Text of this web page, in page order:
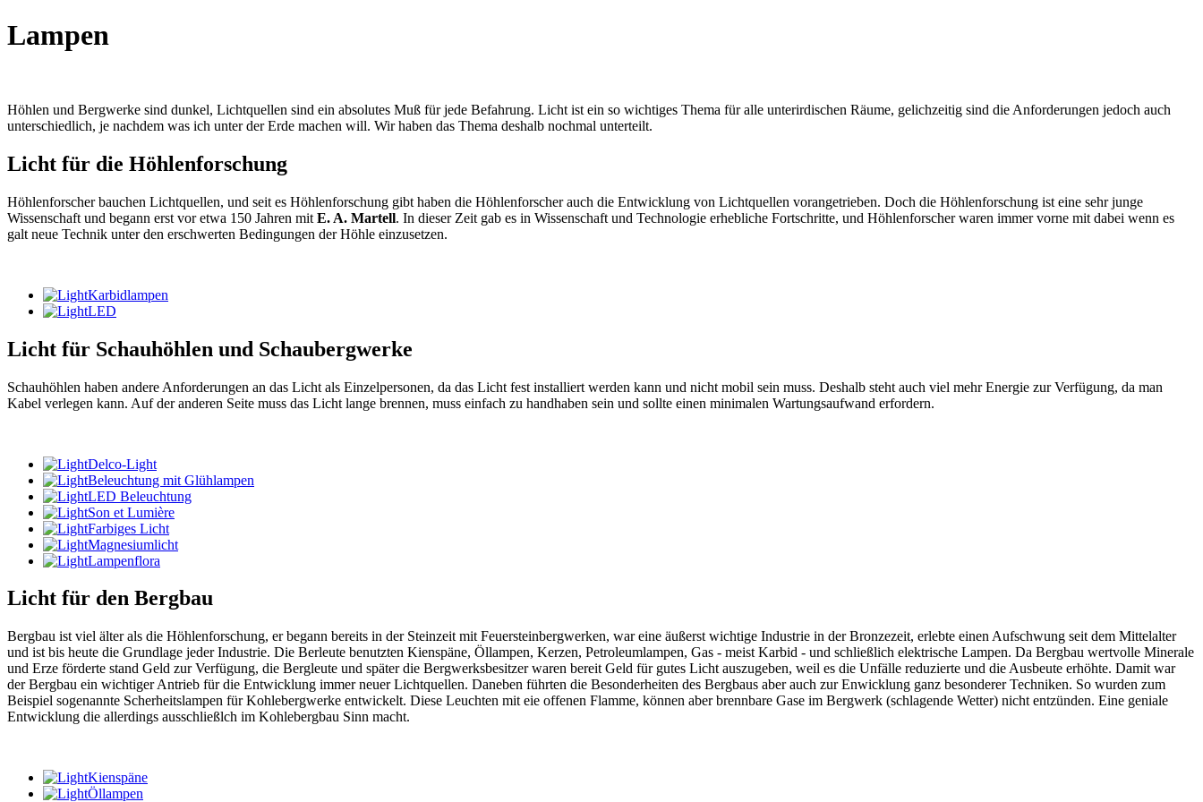
Lampen
Höhlen und Bergwerke sind dunkel, Lichtquellen sind ein absolutes Muß für jede Befahrung. Licht ist ein so wichtiges Thema für alle unterirdischen Räume, gelichzeitig sind die Anforderungen jedoch auch
unterschiedlich, je nachdem was ich unter der Erde machen will. Wir haben das Thema deshalb nochmal unterteilt.
Licht für die Höhlenforschung
Höhlenforscher bauchen Lichtquellen, und seit es Höhlenforschung gibt haben die Höhlenforscher auch die Entwicklung von Lichtquellen vorangetrieben. Doch die Höhlenforschung ist eine sehr junge
Wissenschaft und begann erst vor etwa 150 Jahren mit E. A. Martell. In dieser Zeit gab es in Wissenschaft und Technologie erhebliche Fortschritte, und Höhlenforscher waren immer vorne mit dabei wenn es
galt neue Technik unter den erschwerten Bedingungen der Höhle einzusetzen.
Karbidlampen
LED
Licht für Schauhöhlen und Schaubergwerke
Schauhöhlen haben andere Anforderungen an das Licht als Einzelpersonen, da das Licht fest installiert werden kann und nicht mobil sein muss. Deshalb steht auch viel mehr Energie zur Verfügung, da man
Kabel verlegen kann. Auf der anderen Seite muss das Licht lange brennen, muss einfach zu handhaben sein und sollte einen minimalen Wartungsaufwand erfordern.
Delco-Light
Beleuchtung mit Glühlampen
LED Beleuchtung
Son et Lumière
Farbiges Licht
Magnesiumlicht
Lampenflora
Licht für den Bergbau
Bergbau ist viel älter als die Höhlenforschung, er begann bereits in der Steinzeit mit Feuersteinbergwerken, war eine äußerst wichtige Industrie in der Bronzezeit, erlebte einen Aufschwung seit dem Mittelalter
und ist bis heute die Grundlage jeder Industrie. Die Berleute benutzten Kienspäne, Öllampen, Kerzen, Petroleumlampen, Gas - meist Karbid - und schließlich elektrische Lampen. Da Bergbau wertvolle Minerale
und Erze förderte stand Geld zur Verfügung, die Bergleute und später die Bergwerksbesitzer waren bereit Geld für gutes Licht auszugeben, weil es die Unfälle reduzierte und die Ausbeute erhöhte. Damit war
der Bergbau ein wichtiger Antrieb für die Entwicklung immer neuer Lichtquellen. Daneben führten die Besonderheiten des Bergbaus aber auch zur Enwicklung ganz besonderer Techniken. So wurden zum
Beispiel sogenannte Scherheitslampen für Kohlebergwerke entwickelt. Diese Leuchten mit eie offenen Flamme, können aber brennbare Gase im Bergwerk (schlagende Wetter) nicht entzünden. Eine geniale
Entwicklung die allerdings ausschließlch im Kohlebergbau Sinn macht.
Kienspäne
Öllampen